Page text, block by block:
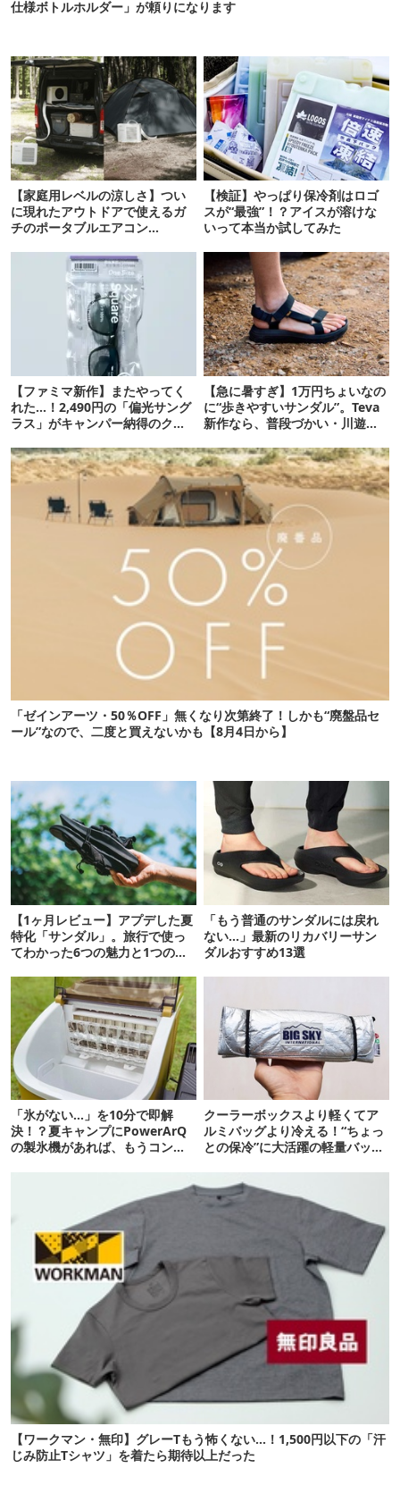
仕様ボトルホルダー」が頼りになります
【家庭用レベルの涼しさ】つい
に現れたアウトドアで使えるガ
チのポータブルエアコン
【検証】やっぱり保冷剤はロゴ
スが“最強”！？アイスが溶けな
いって本当か試してみた
【ファミマ新作】またやってく
れた…！2,490円の「偏光サング
ラス」がキャンパー納得のクオ
【急に暑すぎ】1万円ちょいなの
に“歩きやすいサンダル”。Teva
新作なら、普段づかい・川遊
「ゼインアーツ・50％OFF」無くなり次第終了！しかも“廃盤品セ
ール”なので、二度と買えないかも【8月4日から】
【1ヶ月レビュー】アプデした夏
特化「サンダル」。旅行で使っ
てわかった6つの魅力と1つの注
「もう普通のサンダルには戻れ
ない…」最新のリカバリーサン
ダルおすすめ13選
「氷がない…」を10分で即解
決！？夏キャンプにPowerArQ
の製氷機があれば、もうコンビ
クーラーボックスより軽くてア
ルミバッグより冷える！“ちょっ
との保冷”に大活躍の軽量バッグ
【ワークマン・無印】グレーTもう怖くない…！1,500円以下の「汗
じみ防止Tシャツ」を着たら期待以上だった